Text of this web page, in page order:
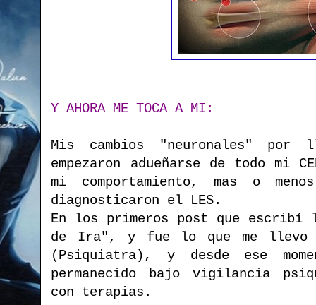
Y AHORA ME TOCA A MI:
Mis cambios "neuronales" por
empezaron adueñarse de todo mi
mi comportamiento, mas o
diagnosticaron el LES.
En los primeros post que escribí
de Ira", y fue lo que me llevo
(Psiquiatra), y desde ese
permanecido bajo vigilancia
con terapias.